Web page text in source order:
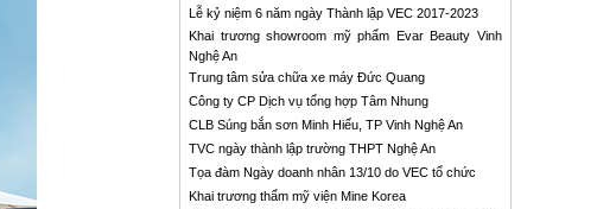
Lễ kỷ niệm 6 năm ngày Thành lập VEC 2017-2023
Khai trương showroom mỹ phẩm Evar Beauty Vinh
Nghệ An
Trung tâm sửa chữa xe máy Đức Quang
Công ty CP Dịch vụ tổng hợp Tâm Nhung
CLB Súng bắn sơn Minh Hiếu, TP Vinh Nghệ An
TVC ngày thành lập trường THPT Nghệ An
Tọa đàm Ngày doanh nhân 13/10 do VEC tổ chức
Khai trương thẩm mỹ viện Mine Korea